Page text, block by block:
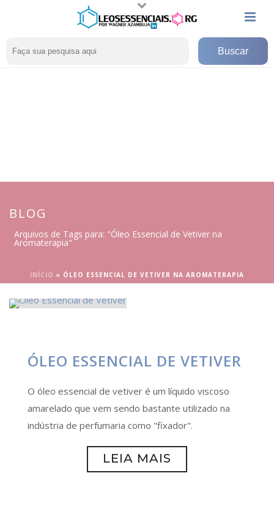
BLOG
Arquivos de Tags para: "Óleo Essencial de Vetiver na
Aromaterapia"
INÍCIO » ÓLEO ESSENCIAL DE VETIVER NA AROMATERAPIA
ÓLEO ESSENCIAL DE VETIVER
O óleo essencial de vetiver é um líquido viscoso
amarelado que vem sendo bastante utilizado na
indústria de perfumaria como "fixador".
LEIA MAIS